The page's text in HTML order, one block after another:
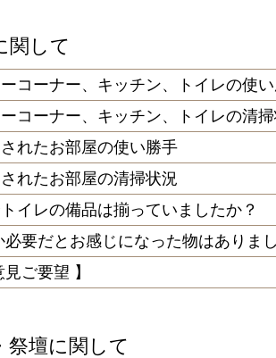
関して
コーナー、キッチン、トイレの使
コーナー、キッチン、トイレの清
れたお部屋の使い勝手
れたお部屋の清掃状況
イレの備品は揃っていましたか？
必要だとお感じになった物はありま
見ご要望 】
祭壇に関して